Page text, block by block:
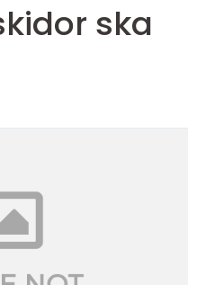
ska